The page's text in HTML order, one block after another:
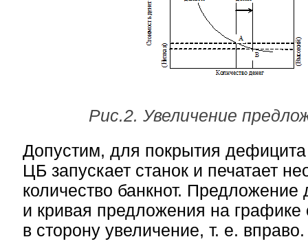
Рис.2. Увеличение
Допустим, для покрытия
ЦБ запускает станок и печатает
количество банкнот. Предложение
и кривая предложения на графике
в сторону увеличение, т. е. вправо.